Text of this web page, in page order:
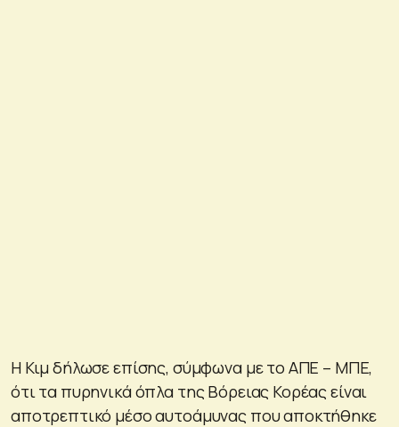
Η Κιμ δήλωσε επίσης, σύμφωνα με το ΑΠΕ – ΜΠΕ,
ότι τα πυρηνικά όπλα της Βόρειας Κορέας είναι
αποτρεπτικό μέσο αυτοάμυνας που αποκτήθηκε